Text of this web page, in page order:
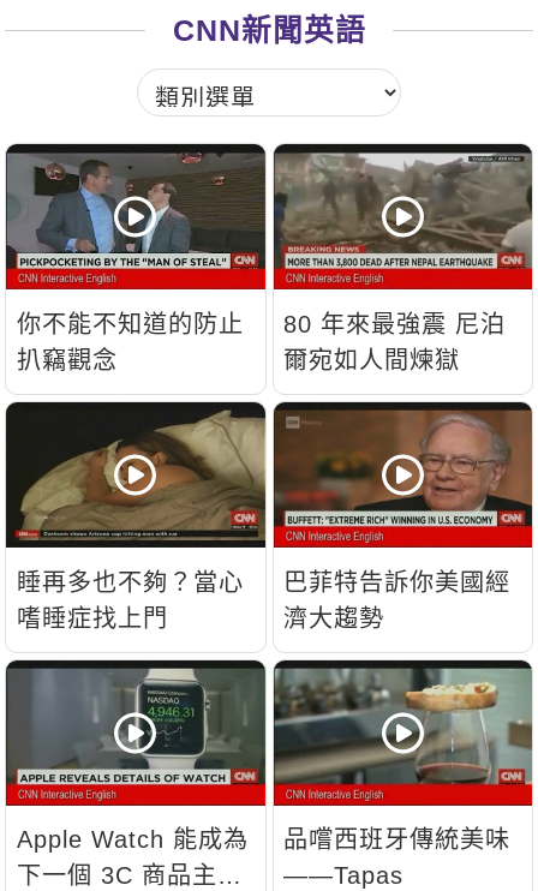
CNN新聞英語
你不能不知道的防止
扒竊觀念
80 年來最強震 尼泊
爾宛如人間煉獄
睡再多也不夠？當心
嗜睡症找上門
巴菲特告訴你美國經
濟大趨勢
Apple Watch 能成為
下一個 3C 商品主
品嚐西班牙傳統美味
——Tapas